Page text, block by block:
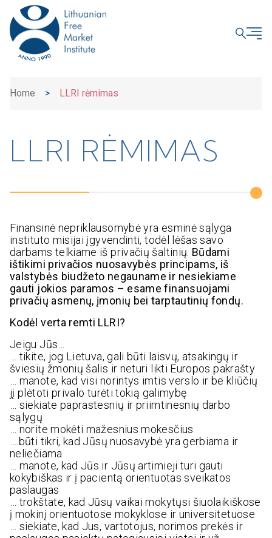
Home > LLRI rėmimas
LLRI RĖMIMAS
Finansinė nepriklausomybė yra esminė sąlyga
instituto misijai įgyvendinti, todėl lėšas savo
darbams telkiame iš privačių šaltinių. Būdami
ištikimi privačios nuosavybės principams, iš
valstybės biudžeto negauname ir nesiekiame
gauti jokios paramos – esame finansuojami
privačių asmenų, įmonių bei tarptautinių fondų.
Kodėl verta remti LLRI?
Jeigu Jūs…
… tikite, jog Lietuva, gali būti laisvų, atsakingų ir
šviesių žmonių šalis ir neturi likti Europos pakrašty
… manote, kad visi norintys imtis verslo ir be kliūčių
jį plėtoti privalo turėti tokią galimybę
… siekiate paprastesnių ir priimtinesnių darbo
sąlygų
… norite mokėti mažesnius mokesčius
….būti tikri, kad Jūsų nuosavybė yra gerbiama ir
neliečiama
… manote, kad Jūs ir Jūsų artimieji turi gauti
kokybiškas ir į pacientą orientuotas sveikatos
paslaugas
… trokštate, kad Jūsų vaikai mokytųsi šiuolaikiškose
į mokinį orientuotose mokyklose ir universitetuose
… siekiate, kad Jus, vartotojus, norimos prekės ir
CLOSE